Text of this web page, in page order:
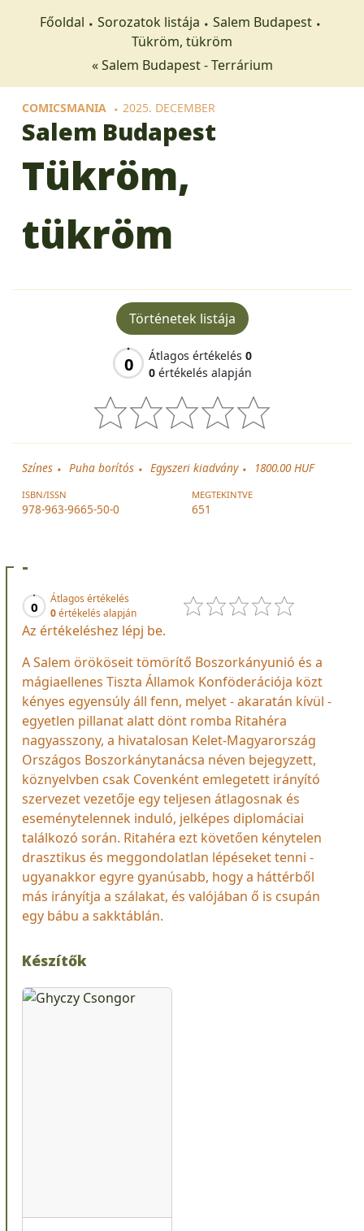
Főoldal Sorozatok listája
Salem Budapest
Tükröm, tükröm
« Salem Budapest - Terrárium
COMICSMANIA 2025. DECEMBER
Salem Budapest
Tükröm,
tükröm
Történetek listája
0 Átlagos értékelés 0
0 értékelés alapján
Színes Puha borítós Egyszeri kiadvány 1800.00 HUF
ISBN/ISSN
978-963-9665-50-0
MEGTEKINTVE
651
-
0
Átlagos értékelés
0értékelés alapján
Az értékeléshez lépj be.
A Salem örököseit tömörítő Boszorkányunió és a
mágiaellenes Tiszta Államok Konföderációja közt
kényes egyensúly áll fenn, melyet - akaratán kívül -
egyetlen pillanat alatt dönt romba Ritahéra
nagyasszony, a hivatalosan Kelet-Magyarország
Országos Boszorkánytanácsa néven bejegyzett,
köznyelvben csak Covenként emlegetett irányító
szervezet vezetője egy teljesen átlagosnak és
eseménytelennek induló, jelképes diplomáciai
találkozó során. Ritahéra ezt követően kénytelen
drasztikus és meggondolatlan lépéseket tenni -
ugyanakkor egyre gyanúsabb, hogy a háttérből
más irányítja a szálakat, és valójában ő is csupán
egy bábu a sakktáblán.
Készítők